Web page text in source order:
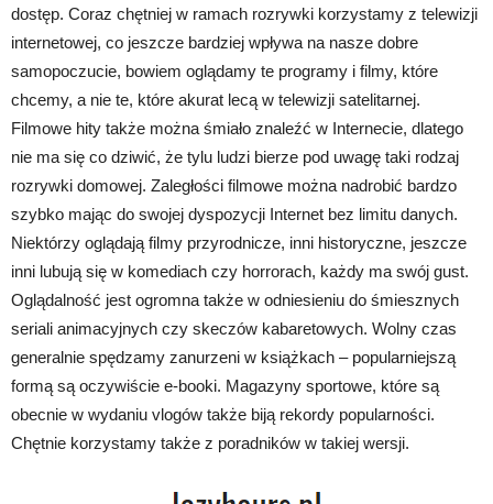
dostęp. Coraz chętniej w ramach rozrywki korzystamy z telewizji
internetowej, co jeszcze bardziej wpływa na nasze dobre
samopoczucie, bowiem oglądamy te programy i filmy, które
chcemy, a nie te, które akurat lecą w telewizji satelitarnej.
Filmowe hity także można śmiało znaleźć w Internecie, dlatego
nie ma się co dziwić, że tylu ludzi bierze pod uwagę taki rodzaj
rozrywki domowej. Zaległości filmowe można nadrobić bardzo
szybko mając do swojej dyspozycji Internet bez limitu danych.
Niektórzy oglądają filmy przyrodnicze, inni historyczne, jeszcze
inni lubują się w komediach czy horrorach, każdy ma swój gust.
Oglądalność jest ogromna także w odniesieniu do śmiesznych
seriali animacyjnych czy skeczów kabaretowych. Wolny czas
generalnie spędzamy zanurzeni w książkach – popularniejszą
formą są oczywiście e-booki. Magazyny sportowe, które są
obecnie w wydaniu vlogów także biją rekordy popularności.
Chętnie korzystamy także z poradników w takiej wersji.